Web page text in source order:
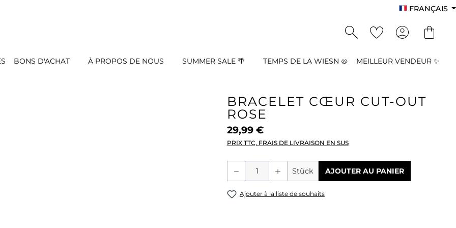
FRANÇAIS
BONS D'ACHAT À PROPOS DE NOUS SUMMER SALE 🌴 TEMPS DE LA WIESN 🥨 MEILLEUR VENDEUR ✨
BRACELET CŒUR CUT-OUT
ROSE
29,99 €
PRIX TTC, FRAIS DE LIVRAISON EN SUS
Quantité de produit : Entrez la
Stück AJOUTER AU PANIER
Ajouter à la liste de souhaits